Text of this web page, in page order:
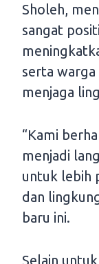
Sholeh,
sangat
serta
menjaga
“Kami
menjadi
untuk lebih
dan
baru ini.
Selain